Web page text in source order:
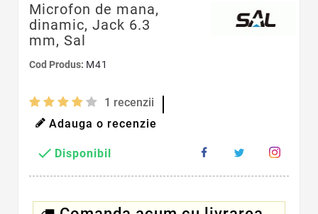
Microfon de mana,
dinamic, Jack 6.3
mm, Sal
Cod Produs: M41
1 recenzii
Adauga o recenzie
 Disponibil